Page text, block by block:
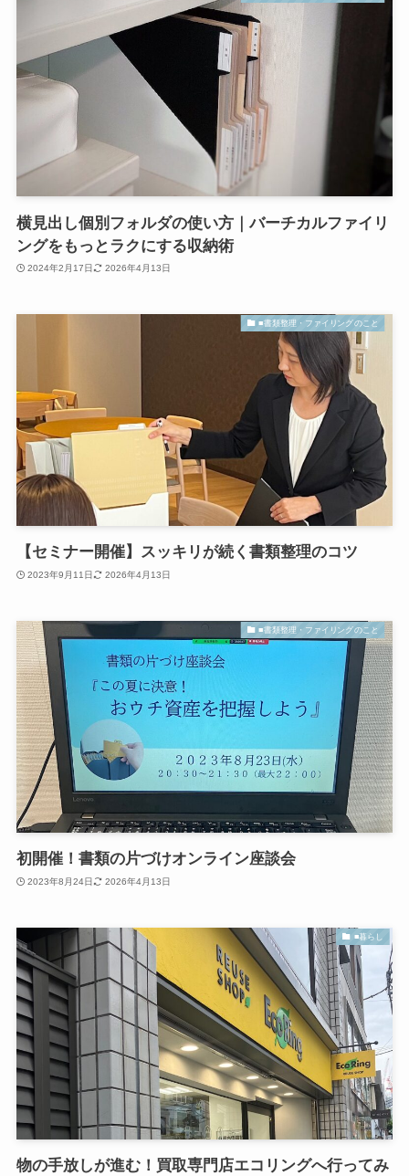
横見出し個別フォルダの使い方｜バーチカルファイリ
ングをもっとラクにする収納術
2024年2月17日 2026年4月13日
■書類整理・ファイリングのこと
【セミナー開催】スッキリが続く書類整理のコツ
2023年9月11日 2026年4月13日
■書類整理・ファイリングのこと
初開催！書類の片づけオンライン座談会
2023年8月24日 2026年4月13日
■暮らし
物の手放しが進む！買取専門店エコリングへ行ってみ